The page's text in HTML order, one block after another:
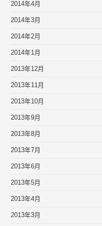
2014年4月
2014年3月
2014年2月
2014年1月
2013年12月
2013年11月
2013年10月
2013年9月
2013年8月
2013年7月
2013年6月
2013年5月
2013年4月
2013年3月